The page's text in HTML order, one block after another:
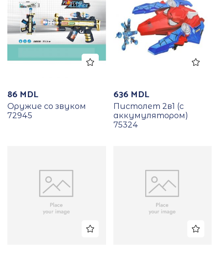
86 MDL
Оружие со звуком
72945
636 MDL
Пистолет 2в1 (с
аккумулятором)
75324